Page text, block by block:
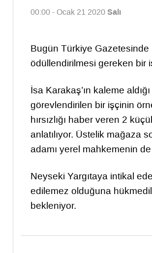
00:00 - Ocak 21 2020Salı
Bugün Türkiye Gazetesinde
ödüllendirilmesi gereken bir
İsa Karakaş’ın kaleme
görevlendirilen bir işçinin
hırsızlığı haber veren 2
anlatılıyor. Üstelik mağaza
adamı yerel mahkemenin
Neyseki Yargıtaya intikal
edilemez olduğuna
bekleniyor.